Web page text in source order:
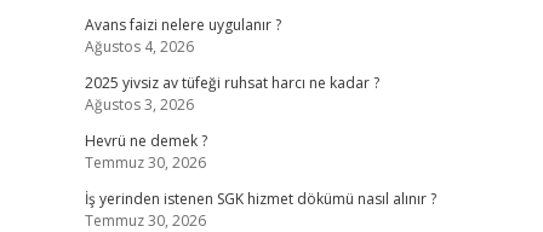
Avans faizi nelere uygulanır ?
Ağustos 4, 2026
2025 yivsiz av tüfeği ruhsat harcı ne kadar ?
Ağustos 3, 2026
Hevrü ne demek ?
Temmuz 30, 2026
İş yerinden istenen SGK hizmet dökümü nasıl alınır ?
Temmuz 30, 2026